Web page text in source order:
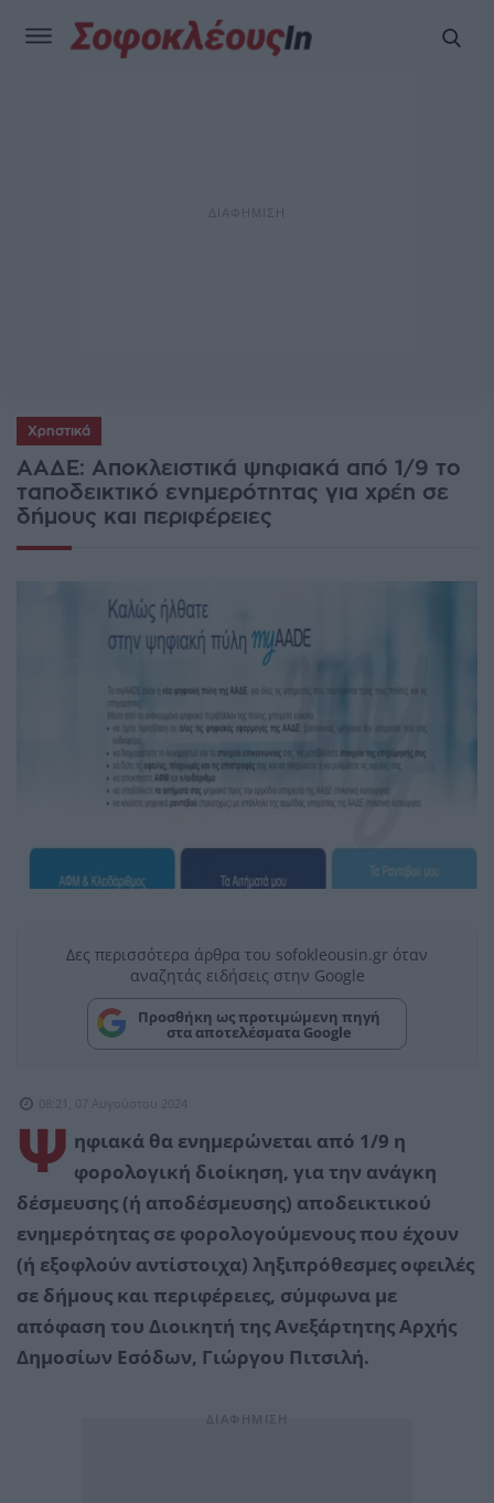
Χρηστικά
ΑΑΔΕ: Αποκλειστικά ψηφιακά από 1/9 το
ταποδεικτικό ενημερότητας για χρέη σε
δήμους και περιφέρειες
Δες περισσότερα άρθρα του sofokleousin.gr όταν
αναζητάς ειδήσεις στην Google
Προσθήκη ως προτιμώμενη πηγή
στα αποτελέσματα Google
08:21, 07 Αυγούστου 2024
Ψ ηφιακά θα ενημερώνεται από 1/9 η
φορολογική διοίκηση, για την ανάγκη
δέσμευσης (ή αποδέσμευσης) αποδεικτικού
ενημερότητας σε φορολογούμενους που έχουν
(ή εξοφλούν αντίστοιχα) ληξιπρόθεσμες οφειλές
σε δήμους και περιφέρειες, σύμφωνα με
απόφαση του Διοικητή της Ανεξάρτητης Αρχής
Δημοσίων Εσόδων, Γιώργου Πιτσιλή.